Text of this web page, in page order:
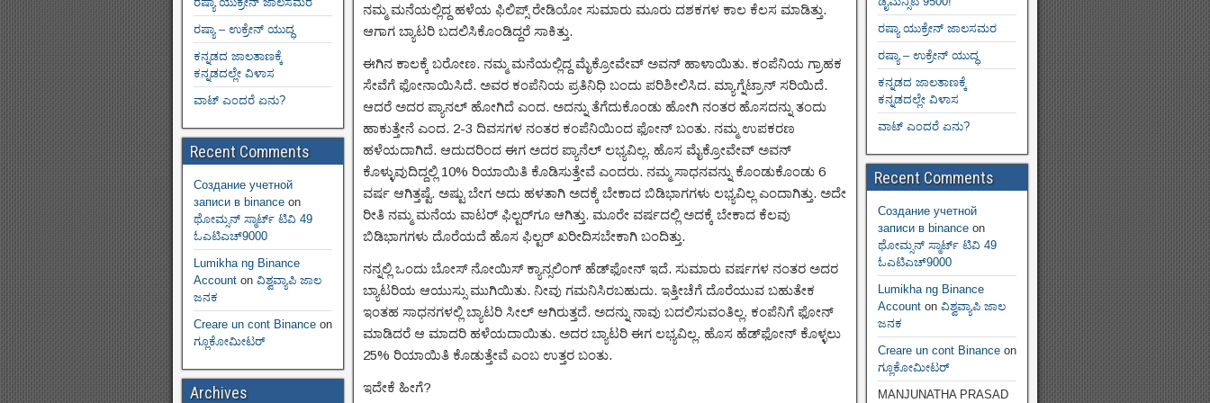
ನಮ್ಮ ಮನೆಯಲ್ಲಿದ್ದ ಹಳೆಯ ಫಿಲಿಪ್ಸ್ ರೇಡಿಯೋ ಸುಮಾರು ಮೂರು ದಶಕಗಳ ಕಾಲ ಕೆಲಸ ಮಾಡಿತ್ತು.
ಆಗಾಗ ಬ್ಯಾಟರಿ ಬದಲಿಸಿಕೊಂಡಿದ್ದರೆ ಸಾಕಿತ್ತು.
ಈಗಿನ ಕಾಲಕ್ಕೆ ಬರೋಣ. ನಮ್ಮ ಮನೆಯಲ್ಲಿದ್ದ ಮೈಕ್ರೋವೇವ್ ಅವನ್ ಹಾಳಾಯಿತು. ಕಂಪೆನಿಯ ಗ್ರಾಹಕ
ಸೇವೆಗೆ ಫೋನಾಯಿಸಿದೆ. ಅವರ ಕಂಪೆನಿಯ ಪ್ರತಿನಿಧಿ ಬಂದು ಪರಿಶೀಲಿಸಿದ. ಮ್ಯಾಗ್ನೆಟ್ರಾನ್ ಸರಿಯಿದೆ.
ಆದರೆ ಅದರ ಪ್ಯಾನಲ್ ಹೋಗಿದೆ ಎಂದ. ಅದನ್ನು ತೆಗೆದುಕೊಂಡು ಹೋಗಿ ನಂತರ ಹೊಸದನ್ನು ತಂದು
ಹಾಕುತ್ತೇನೆ ಎಂದ. 2-3 ದಿವಸಗಳ ನಂತರ ಕಂಪೆನಿಯಿಂದ ಫೋನ್ ಬಂತು. ನಮ್ಮ ಉಪಕರಣ
ಹಳೆಯದಾಗಿದೆ. ಆದುದರಿಂದ ಈಗ ಅದರ ಪ್ಯಾನೆಲ್ ಲಭ್ಯವಿಲ್ಲ. ಹೊಸ ಮೈಕ್ರೋವೇವ್ ಅವನ್
ಕೊಳ್ಳುವುದಿದ್ದಲ್ಲಿ 10% ರಿಯಾಯಿತಿ ಕೊಡಿಸುತ್ತೇವೆ ಎಂದರು. ನಮ್ಮ ಸಾಧನವನ್ನು ಕೊಂಡುಕೊಂಡು 6
ವರ್ಷ ಆಗಿತ್ತಷ್ಟೆ. ಅಷ್ಟು ಬೇಗ ಅದು ಹಳತಾಗಿ ಅದಕ್ಕೆ ಬೇಕಾದ ಬಿಡಿಭಾಗಗಳು ಲಭ್ಯವಿಲ್ಲ ಎಂದಾಗಿತ್ತು. ಅದೇ
ರೀತಿ ನಮ್ಮ ಮನೆಯ ವಾಟರ್ ಫಿಲ್ಟರ್‌ಗೂ ಆಗಿತ್ತು. ಮೂರೇ ವರ್ಷದಲ್ಲಿ ಅದಕ್ಕೆ ಬೇಕಾದ ಕೆಲವು
ಬಿಡಿಭಾಗಗಳು ದೊರೆಯದೆ ಹೊಸ ಫಿಲ್ಟರ್ ಖರೀದಿಸಬೇಕಾಗಿ ಬಂದಿತ್ತು.
ನನ್ನಲ್ಲಿ ಒಂದು ಬೋಸ್ ನೋಯಿಸ್ ಕ್ಯಾನ್ಸಲಿಂಗ್ ಹೆಡ್‌ಫೋನ್ ಇದೆ. ಸುಮಾರು ವರ್ಷಗಳ ನಂತರ ಅದರ
ಬ್ಯಾಟರಿಯ ಆಯುಸ್ಸು ಮುಗಿಯಿತು. ನೀವು ಗಮನಿಸಿರಬಹುದು. ಇತ್ತೀಚೆಗೆ ದೊರೆಯುವ ಬಹುತೇಕ
ಇಂತಹ ಸಾಧನಗಳಲ್ಲಿ ಬ್ಯಾಟರಿ ಸೀಲ್ ಆಗಿರುತ್ತದೆ. ಅದನ್ನು ನಾವು ಬದಲಿಸುವಂತಿಲ್ಲ. ಕಂಪೆನಿಗೆ ಫೋನ್
ಮಾಡಿದರೆ ಆ ಮಾದರಿ ಹಳೆಯದಾಯಿತು. ಅದರ ಬ್ಯಾಟರಿ ಈಗ ಲಭ್ಯವಿಲ್ಲ. ಹೊಸ ಹೆಡ್‌ಫೋನ್ ಕೊಳ್ಳಲು
25% ರಿಯಾಯಿತಿ ಕೊಡುತ್ತೇವೆ ಎಂಬ ಉತ್ತರ ಬಂತು.
ಇದೇಕೆ ಹೀಗೆ?
ರಷ್ಯಾ – ಉಕ್ರೇನ್ ಯುದ್ಧ
ಕನ್ನಡದ ಜಾಲತಾಣಕ್ಕೆ
ಕನ್ನಡದಲ್ಲೇ ವಿಳಾಸ
ವಾಟ್ ಎಂದರೆ ಏನು?
Recent Comments
Создание учетной
записи в binance on
ಥೋಮ್ಸನ್ ಸ್ಮಾರ್ಟ್‌ ಟಿವಿ 49
ಓಎಟಿಎಚ್9000
Lumikha ng Binance
Account on ವಿಶ್ವವ್ಯಾಪಿ ಜಾಲ
ಜನಕ
Creare un cont Binance on
ಗ್ಲೂಕೋಮೀಟರ್
Archives
ರಷ್ಯಾ ಯುಕ್ರೇನ್ ಜಾಲಸಮರ
ರಷ್ಯಾ – ಉಕ್ರೇನ್ ಯುದ್ಧ
ಕನ್ನಡದ ಜಾಲತಾಣಕ್ಕೆ
ಕನ್ನಡದಲ್ಲೇ ವಿಳಾಸ
ವಾಟ್ ಎಂದರೆ ಏನು?
Recent Comments
Создание учетной
записи в binance on
ಥೋಮ್ಸನ್ ಸ್ಮಾರ್ಟ್‌ ಟಿವಿ 49
ಓಎಟಿಎಚ್9000
Lumikha ng Binance
Account on ವಿಶ್ವವ್ಯಾಪಿ ಜಾಲ
ಜನಕ
Creare un cont Binance on
ಗ್ಲೂಕೋಮೀಟರ್
MANJUNATHA PRASAD